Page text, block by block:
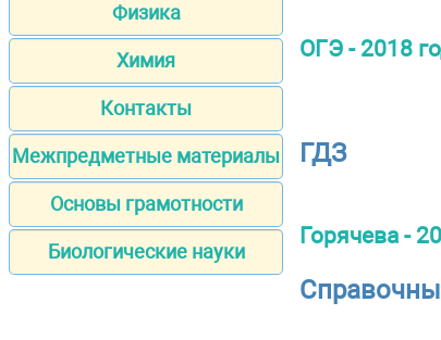
Физика
Химия
Контакты
Межпредметные материалы
Основы грамотности
Биологические науки
ОГЭ - 2018
ГДЗ
Горячева -